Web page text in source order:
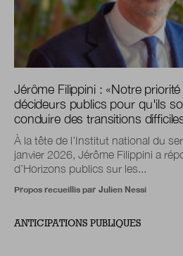
Jérôme Filippini : «Notre
décideurs publics pour qu'ils
conduire des transitions
À la tête de l’Institut national du
janvier 2026, Jérôme Filippini a
d’Horizons publics sur les...
Propos recueillis par Julien Nessi
ANTICIPATIONS PUBLIQUES